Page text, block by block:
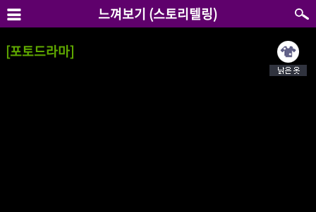
느껴보기 (스토리텔링)
[포토드라마]